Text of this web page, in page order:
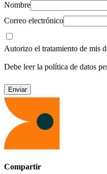
Nombre
Correo electrónico
Autorizo el tratamiento de mis
Debe leer la política de datos
Compartir